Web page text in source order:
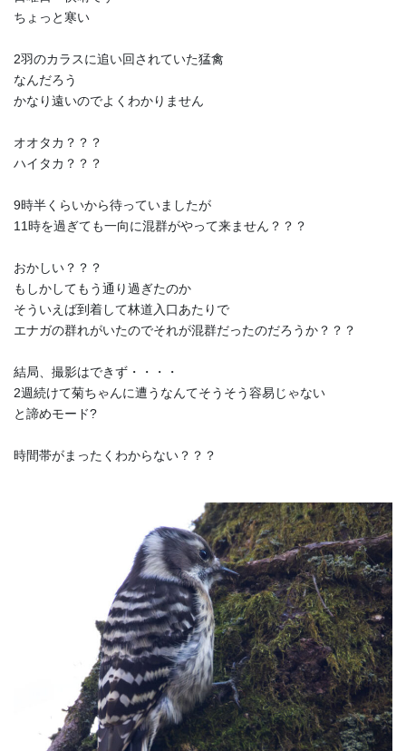
ちょっと寒い
2羽のカラスに追い回されていた猛禽
なんだろう
かなり遠いのでよくわかりません
オオタカ？？？
ハイタカ？？？
9時半くらいから待っていましたが
11時を過ぎても一向に混群がやって来ません？？？
おかしい？？？
もしかしてもう通り過ぎたのか
そういえば到着して林道入口あたりで
エナガの群れがいたのでそれが混群だったのだろうか？？？
結局、撮影はできず・・・・
2週続けて菊ちゃんに遭うなんてそうそう容易じゃない
と諦めモード?
時間帯がまったくわからない？？？